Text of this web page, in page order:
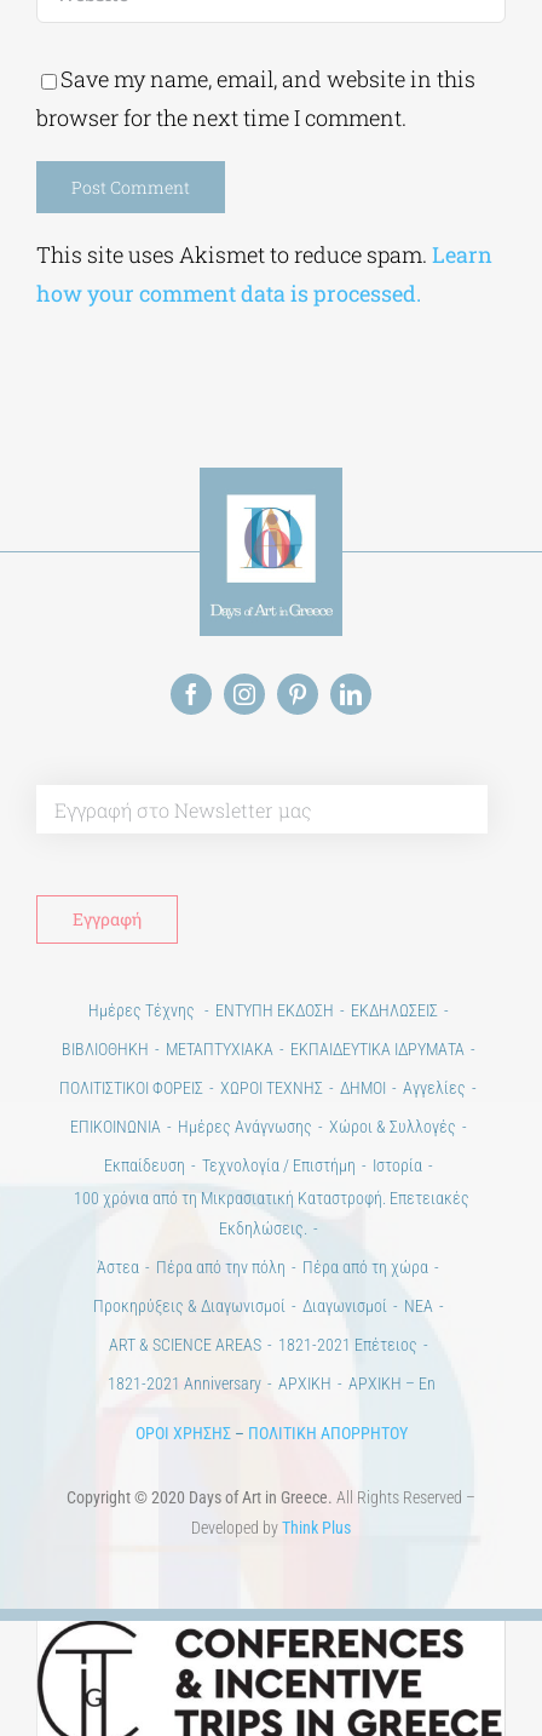
Save my name, email, and website in this
browser for the next time I comment.
Alternative:
This site uses Akismet to reduce spam.
Ημέρες Τέχνης ΕΝΤΥΠΗ ΕΚΔΟΣΗ
ΕΚΔΗΛΩΣΕΙΣ
ΒΙΒΛΙΟΘΗΚΗ
ΜΕΤΑΠΤΥΧΙΑΚΑ
ΕΚΠΑΙΔΕΥΤΙΚΑ ΙΔΡΥΜΑΤΑ
ΠΟΛΙΤΙΣΤΙΚΟΙ ΦΟΡΕΙΣ
ΧΩΡΟΙ ΤΕΧΝΗΣ ΔΗΜΟΙ
Αγγελίες
ΕΠΙΚΟΙΝΩΝΙΑ
Ημέρες Ανάγνωσης
Χώροι & Συλλογές
Τεχνολογία / Επιστήμη
Εκδηλώσεις.
Άστεα
Πέρα από την πόλη
Πέρα από τη χώρα
Προκηρύξεις & Διαγωνισμοί
Διαγωνισμοί
ΝΕΑ
ART & SCIENCE AREAS
1821-2021 Επέτειος
1821-2021 Anniversary
ΑΡΧΙΚΗ ΑΡΧΙΚΗ – En